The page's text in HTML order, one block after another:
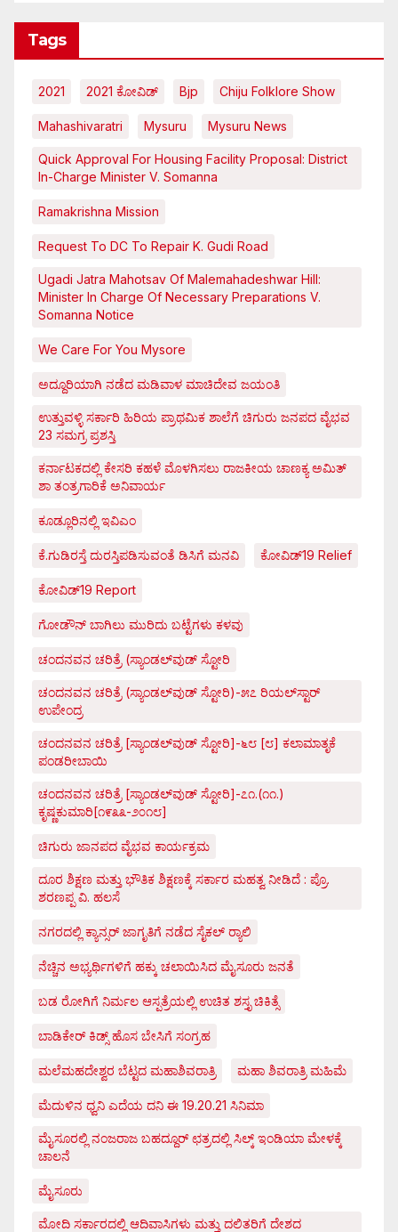
Tags
2021 2021 ಕೋವಿಡ್‌ Bjp Chiju Folklore Show
Mahashivaratri Mysuru Mysuru News
Quick Approval For Housing Facility Proposal: District
In-Charge Minister V. Somanna
Ramakrishna Mission
Request To DC To Repair K. Gudi Road
Ugadi Jatra Mahotsav Of Malemahadeshwar Hill:
Minister In Charge Of Necessary Preparations V.
Somanna Notice
We Care For You Mysore
ಅದ್ದೂರಿಯಾಗಿ ನಡೆದ ಮಡಿವಾಳ ಮಾಚಿದೇವ ಜಯಂತಿ
ಉತ್ತುವಳ್ಳಿ ಸರ್ಕಾರಿ ಹಿರಿಯ ಪ್ರಾಥಮಿಕ ಶಾಲೆಗೆ ಚಿಗುರು ಜನಪದ ವೈಭವ
23 ಸಮಗ್ರ ಪ್ರಶಸ್ತಿ
ಕರ್ನಾಟಕದಲ್ಲಿ ಕೇಸರಿ ಕಹಳೆ ಮೊಳಗಿಸಲು ರಾಜಕೀಯ ಚಾಣಕ್ಯ ಅಮಿತ್
ಶಾ ತಂತ್ರಗಾರಿಕೆ ಅನಿವಾರ್ಯ
ಕೂಡ್ಲೂರಿನಲ್ಲಿ ಇವಿಎಂ
ಕೆ.ಗುಡಿರಸ್ತೆ ದುರಸ್ತಿಪಡಿಸುವಂತೆ ಡಿಸಿಗೆ ಮನವಿ ಕೋವಿಡ್‌19 Relief
ಕೋವಿಡ್‌19 Report
ಗೋಡೌನ್ ಬಾಗಿಲು ಮುರಿದು ಬಟ್ಟೆಗಳು ಕಳವು
ಚಂದನವನ ಚರಿತ್ರೆ (ಸ್ಯಾಂಡಲ್‌ವುಡ್ ಸ್ಟೋರಿ
ಚಂದನವನ ಚರಿತ್ರೆ (ಸ್ಯಾಂಡಲ್‌ವುಡ್ ಸ್ಟೋರಿ)-೫೭ ರಿಯಲ್‌ಸ್ಟಾರ್
ಉಪೇಂದ್ರ
ಚಂದನವನ ಚರಿತ್ರೆ [ಸ್ಯಾಂಡಲ್‌ವುಡ್ ಸ್ಟೋರಿ]-೬೮ [೮] ಕಲಾಮಾತೃಕೆ
ಪಂಡರೀಬಾಯಿ
ಚಂದನವನ ಚರಿತ್ರೆ [ಸ್ಯಾಂಡಲ್‌ವುಡ್ ಸ್ಟೋರಿ]-೭೧.(೧೧.)
ಕೃಷ್ಣಕುಮಾರಿ[೧೯೩೩-೨೦೧೮]
ಚಿಗುರು ಜಾನಪದ ವೈಭವ ಕಾರ್ಯಕ್ರಮ
ದೂರ ಶಿಕ್ಷಣ ಮತ್ತು ಭೌತಿಕ ಶಿಕ್ಷಣಕ್ಕೆ ಸರ್ಕಾರ ಮಹತ್ವ ನೀಡಿದೆ : ಪ್ರೊ.
ಶರಣಪ್ಪ ವಿ. ಹಲಸೆ
ನಗರದಲ್ಲಿ ಕ್ಯಾನ್ಸರ್ ಜಾಗೃತಿಗೆ ನಡೆದ ಸೈಕಲ್ ರ್‍ಯಾಲಿ
ನೆಚ್ಚಿನ ಅಭ್ಯರ್ಥಿಗಳಿಗೆ ಹಕ್ಕು ಚಲಾಯಿಸಿದ ಮೈಸೂರು ಜನತೆ
ಬಡ ರೋಗಿಗೆ ನಿರ್ಮಲ ಆಸ್ಪತ್ರೆಯಲ್ಲಿ ಉಚಿತ ಶಸ್ತೃ ಚಿಕಿತ್ಸೆ
ಬಾಡಿಕೇರ್ ಕಿಡ್ಸ್ ಹೊಸ ಬೇಸಿಗೆ ಸಂಗ್ರಹ
ಮಲೆಮಹದೇಶ್ವರ ಬೆಟ್ಟದ ಮಹಾಶಿವರಾತ್ರಿ ಮಹಾ ಶಿವರಾತ್ರಿ ಮಹಿಮೆ
ಮೆದುಳಿನ ಧ್ವನಿ ಎದೆಯ ದನಿ ಈ 19.20.21 ಸಿನಿಮಾ
ಮೈಸೂರಲ್ಲಿ ನಂಜರಾಜ ಬಹದ್ದೂರ್ ಛತ್ರದಲ್ಲಿ ಸಿಲ್ಕ್ ಇಂಡಿಯಾ ಮೇಳಕ್ಕೆ
ಚಾಲನೆ
ಮೈಸೂರು
ಮೋದಿ ಸರ್ಕಾರದಲ್ಲಿ ಆದಿವಾಸಿಗಳು ಮತ್ತು ದಲಿತರಿಗೆ ದೇಶದ